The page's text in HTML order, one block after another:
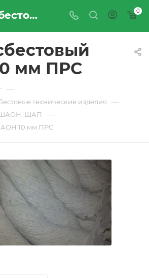
Шнур асбестовый ШАОН 10 мм ПРС - купить по цене производителя с доставкой по Москве и России | ПРОМРЕСУРССЕРВИС 0
мм ПРС
—
технические изделия —
ШАОН, ШАП —
10 мм ПРС